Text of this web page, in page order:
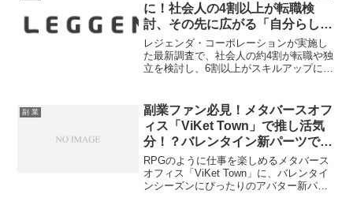
に！社会人の4割以上が転職検
討、その先に広がる「自分らしい
働き方」とは？
レジェンダ・コーポレーションが実施し
た最新調査で、社会人の約4割が転職や独
立を検討し、6割以上がスキルアップに励
流は、副業を通じて自分らしい働き方を
追求するファンにとって、新たなチャン
スの到来を予感させます。
副 業
副業ファン必見！メタバースオフ
ィス「ViKet Town」で推し活気
分！？バレンタイン新パーツでア
バターを彩ろう！
RPGのように仕事を楽しめるメタバース
オフィス「ViKet Town」に、バレンタイ
ンシーズンにぴったりのアバター新パー